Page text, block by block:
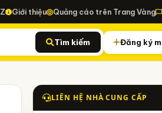
Giới thiệu Quảng cáo trên Trang Vàng
Tìm kiếm Đăng ký
LIÊN HỆ NHÀ CUNG CẤP